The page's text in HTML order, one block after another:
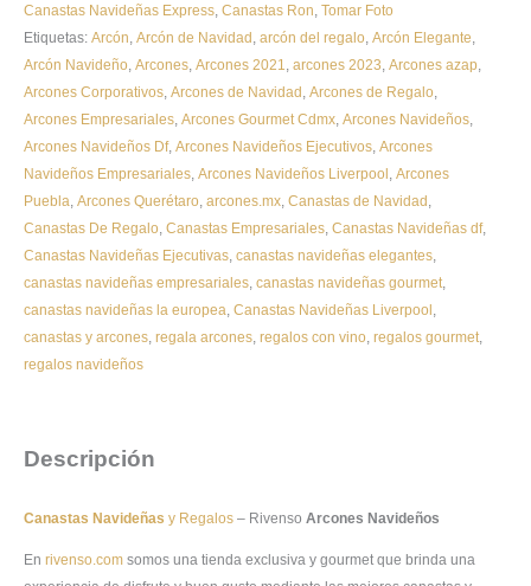
Canastas Navideñas Express, Canastas Ron, Tomar Foto
Etiquetas: Arcón, Arcón de Navidad , arcón del regalo, Arcón Elegante,
Arcón Navideño, Arcones, Arcones 2021, arcones 2023, Arcones azap,
Arcones Corporativos, Arcones de Navidad , Arcones de Regalo,
Arcones Empresariales, Arcones Gourmet Cdmx, Arcones Navideños,
Arcones Navideños Df, Arcones Navideños Ejecutivos, Arcones
Navideños Empresariales, Arcones Navideños Liverpool , Arcones
Puebla, Arcones Querétaro, arcones.mx, Canastas de Navidad ,
Canastas De Regalo, Canastas Empresariales, Canastas Navideñas df,
Canastas Navideñas Ejecutivas, canastas navideñas elegantes,
canastas navideñas empresariales, canastas navideñas gourmet,
canastas navideñas la europea, Canastas Navideñas Liverpool ,
canastas y arcones, regala arcones, regalos con vino, regalos gourmet,
regalos navideños
Descripción
Canastas Navideñas y Regalos – Rivenso Arcones Navideños
En rivenso.com somos una tienda exclusiva y gourmet que brinda una